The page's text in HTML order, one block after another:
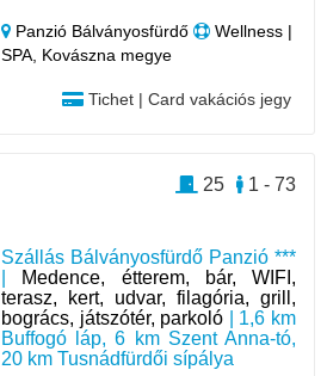
Panzió Bálványosfürdő
Wellness |
SPA, Kovászna megye
Tichet | Card vakációs jegy
Szállás Bálványosfürdő Panzió ***
Medence, étterem, bár, WIFI,
terasz, kert, udvar, filagória, grill,
bogrács, játszótér, parkoló | 1,6 km
Buffogó láp, 6 km Szent Anna-tó,
20 km Tusnádfürdői sípálya
1 - 73
25